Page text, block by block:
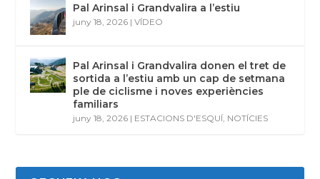
Pal Arinsal i Grandvalira a l’estiu
juny 18, 2026 |VÍDEO
Pal Arinsal i Grandvalira donen el tret de
sortida a l’estiu amb un cap de setmana
ple de ciclisme i noves experiències
familiars
juny 18, 2026 | ESTACIONS D'ESQUÍ NOTÍCIES